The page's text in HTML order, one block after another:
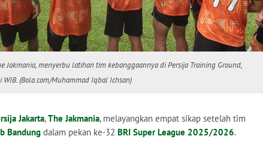
Jakmania, menyerbu latihan tim kebanggaannya di Persija Training Ground,
(Bola.com/Muhammad Iqbal Ichsan)
Jakarta,The Jakmania, melayangkan empat sikap setelah tim
Bandung dalam pekan ke-32 BRI Super League 2025/2026.